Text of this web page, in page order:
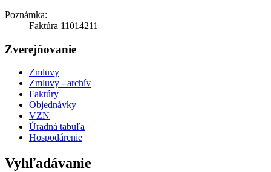
Poznámka:
Faktúra 11014211
Zverejňovanie
Zmluvy
Zmluvy - archív
Faktúry
Objednávky
VZN
Úradná tabuľa
Hospodárenie
Vyhľadávanie